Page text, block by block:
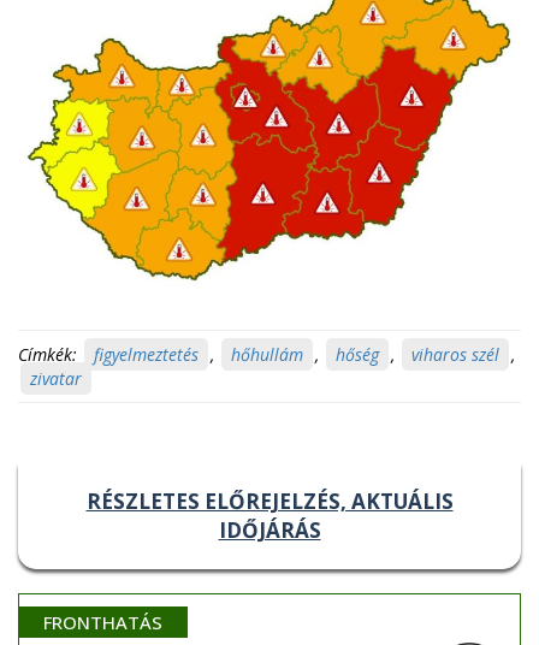
Címkék: figyelmeztetés , hőhullám , hőség , viharos szél ,
zivatar
RÉSZLETES ELŐREJELZÉS, AKTUÁLIS
IDŐJÁRÁS
FRONTHATÁS